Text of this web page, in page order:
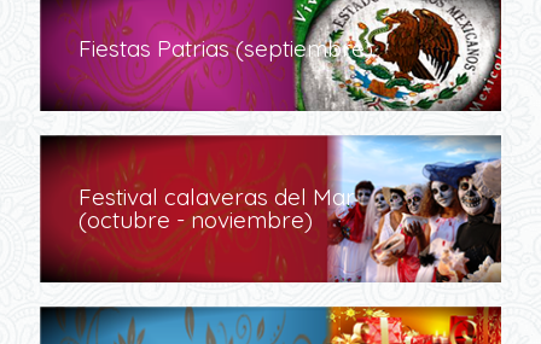
Fiestas Patrias (septiembre)
Festival calaveras del Mar
(octubre - noviembre)